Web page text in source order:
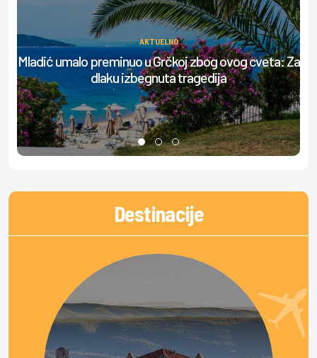
AKTUELNO
Mladić umalo preminuo u Grčkoj zbog ovog cveta: Za
dlaku izbegnuta tragedija
Destinacije